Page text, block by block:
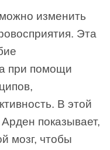
изменить
Эта
при помощи
В этой
показывает,
мозг, чтобы